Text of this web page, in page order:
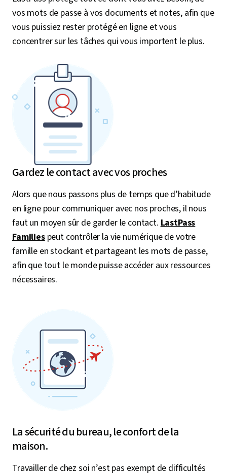
vos mots de passe à vos documents et notes, afin que
vous puissiez rester protégé en ligne et vous
concentrer sur les tâches qui vous importent le plus.
Gardez le contact avec vos proches
Alors que nous passons plus de temps que d’habitude
en ligne pour communiquer avec nos proches, il nous
faut un moyen sûr de garder le contact.LastPass
Familiespeut contrôler la vie numérique de votre
famille en stockant et partageant les mots de passe,
afin que tout le monde puisse accéder aux ressources
nécessaires.
La sécurité du bureau, le confort de la
maison.
Travailler de chez soi n’est pas exempt de difficultés